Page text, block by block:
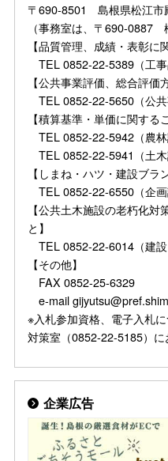
〒690-8501 島根県松江市
（事務室は、〒690-0887
【品質管理、成績・表彰に
TEL 0852-22-5389（工事
【公共事業評価、総合評価
TEL 0852-22-5650（公共
【積算基準・単価に関する
TEL 0852-22-5942（農林
TEL 0852-22-5941（土木
【しまね・ハツ・建設ブラ
TEL 0852-22-6550（企画
【公共土木施設の老朽化
と】
TEL 0852-22-6014（建設
【その他】
FAX 0852-25-6329
e-mail
※入札参加資格、電子入札
対策室（0852-22-5185）に
企業広告